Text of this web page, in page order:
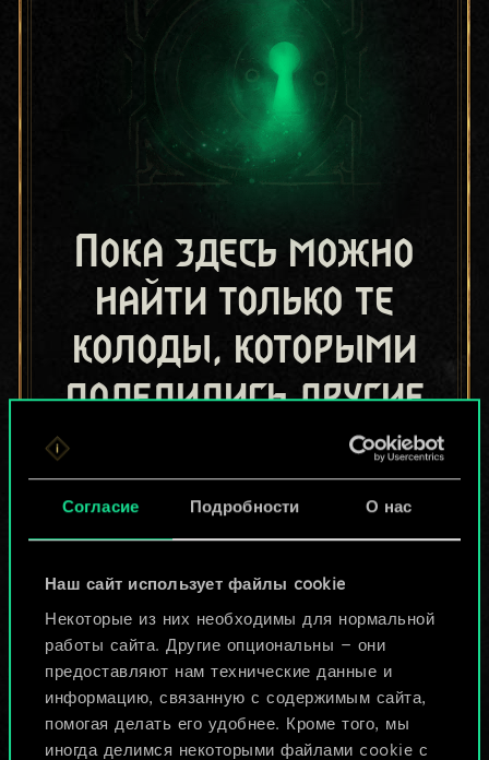
Согласие Подробности О нас
Наш сайт использует файлы cookie
Некоторые из них необходимы для нормальной
работы сайта. Другие опциональны — они
предоставляют нам технические данные и
информацию, связанную с содержимым сайта,
помогая делать его удобнее. Кроме того, мы
иногда делимся некоторыми файлами cookie с
Пока здесь можно
найти только те
колоды, которыми
поделились другие
Но их может быть
больше!
Назвать колоду и описать её
ИЛИ